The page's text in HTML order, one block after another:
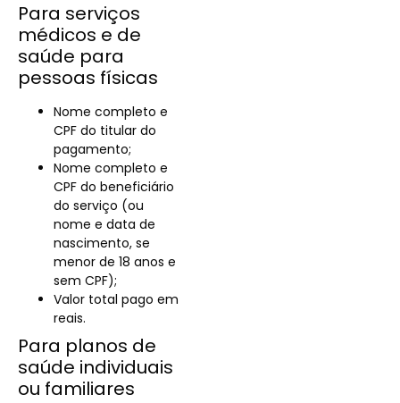
Para serviços
médicos e de
saúde para
pessoas físicas
Nome completo e
CPF do titular do
pagamento;
Nome completo e
CPF do beneficiário
do serviço (ou
nome e data de
nascimento, se
menor de 18 anos e
sem CPF);
Valor total pago em
reais.
Para planos de
saúde individuais
ou familiares